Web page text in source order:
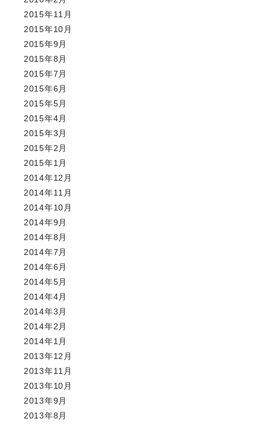
2015年11月
2015年10月
2015年9月
2015年8月
2015年7月
2015年6月
2015年5月
2015年4月
2015年3月
2015年2月
2015年1月
2014年12月
2014年11月
2014年10月
2014年9月
2014年8月
2014年7月
2014年6月
2014年5月
2014年4月
2014年3月
2014年2月
2014年1月
2013年12月
2013年11月
2013年10月
2013年9月
2013年8月